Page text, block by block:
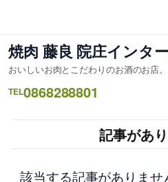
を
ス
キ
ッ
焼肉 藤良 院庄インタ
おいしいお肉とこだわりのお酒のお店。
TEL0868288801
記事があ
該当する記事がありませ